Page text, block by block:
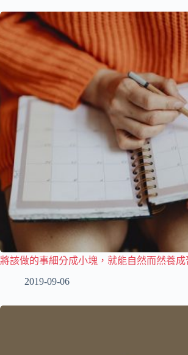
將該做的事細分成小塊，就能自然而然養成
2019-09-06